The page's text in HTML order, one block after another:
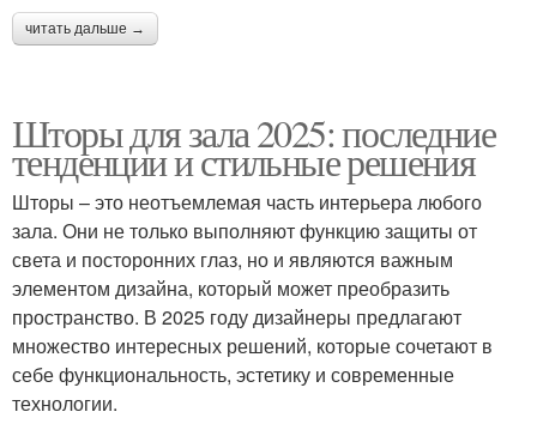
читать дальше →
Шторы для зала 2025: последние
тенденции и стильные решения
Шторы – это неотъемлемая часть интерьера любого
зала. Они не только выполняют функцию защиты от
света и посторонних глаз, но и являются важным
элементом дизайна, который может преобразить
пространство. В 2025 году дизайнеры предлагают
множество интересных решений, которые сочетают в
себе функциональность, эстетику и современные
технологии.